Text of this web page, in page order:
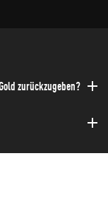
zurückzugeben?